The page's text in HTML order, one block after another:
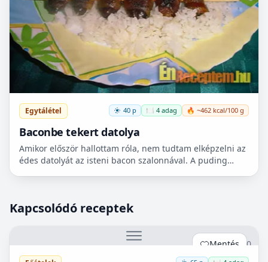
Egytálétel 40 p 🍽️ 4 adag 🔥 ~462 kcal/100 g
Baconbe tekert datolya
Amikor először hallottam róla, nem tudtam elképzelni az
édes datolyát az isteni bacon szalonnával. A puding
Kapcsolódó receptek
Mentés 0